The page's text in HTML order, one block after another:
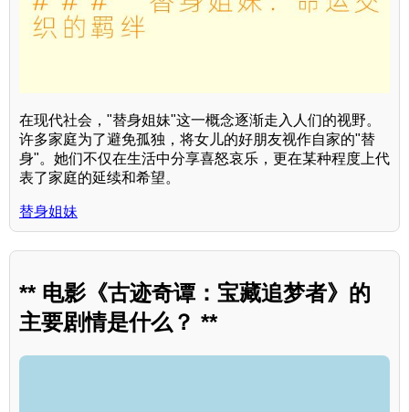
在现代社会，"替身姐妹"这一概念逐渐走入人们的视野。
许多家庭为了避免孤独，将女儿的好朋友视作自家的"替
身"。她们不仅在生活中分享喜怒哀乐，更在某种程度上代
表了家庭的延续和希望。
替身姐妹
** 电影《古迹奇谭：宝藏追梦者》的
主要剧情是什么？ **